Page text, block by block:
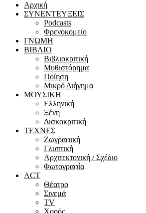
Αρχική
ΣΥΝΕΝΤΕΥΞΕΙΣ
Podcasts
Φρενοκομείο
ΓΝΩΜΗ
ΒΙΒΛΙΟ
Βιβλιοκριτική
Μυθιστόρημα
Ποίηση
Μικρό Διήγημα
ΜΟΥΣΙΚΗ
Ελληνική
Ξένη
Δισκοκριτική
ΤΕΧΝΕΣ
Ζωγραφική
Γλυπτική
Αρχιτεκτονική / Σχέδιο
Φωτογραφία
ACT
Θέατρο
Σινεμά
ΤV
Χορός